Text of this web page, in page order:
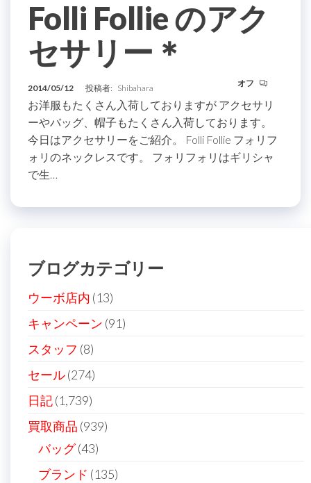
Folli Follie のアク
セサリー＊
2014/05/12 投稿者: Shibahara オフ
お洋服もたくさん入荷しておりますが アクセサリ
ーやバッグ、帽子もたくさん入荷しております。
今日はアクセサリーをご紹介。 Folli Follie フォリフ
ォリのネックレスです。 フォリフォリはギリシャ
で生…
ブログカテゴリー
ウーボ店内 (13)
キャンペーン (91)
スタッフ (8)
セール(274)
日記(1,739)
買取商品 (939)
バッグ(43)
ブランド (135)